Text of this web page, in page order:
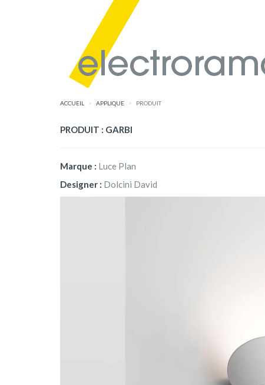
ACCUEIL APPLIQUE PRODUIT
PRODUIT : GARBI
Marque : Luce Plan
Designer : Dolcini David